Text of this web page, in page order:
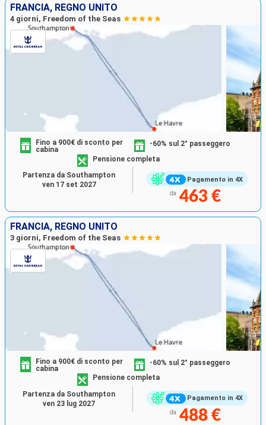
FRANCIA, REGNO UNITO
4 giorni, Freedom of the Seas
Pagamento in 4X
Fino a 900€ di sconto per
cabina
-60% sul 2° passeggero
Pensione completa
da 463 €
Partenza da Southampton
ven 17 set 2027
FRANCIA, REGNO UNITO
3 giorni, Freedom of the Seas
Pagamento in 4X
Fino a 900€ di sconto per
cabina
-60% sul 2° passeggero
Pensione completa
da 488 €
Partenza da Southampton
ven 23 lug 2027